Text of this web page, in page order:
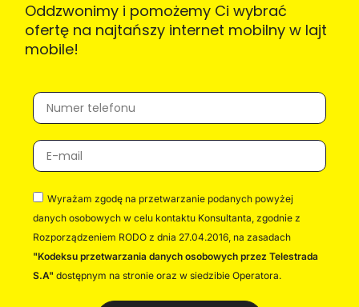
Oddzwonimy i pomożemy Ci wybrać
ofertę na najtańszy internet mobilny w lajt
mobile!
Wyrażam zgodę na przetwarzanie podanych powyżej
danych osobowych w celu kontaktu Konsultanta, zgodnie z
Rozporządzeniem RODO z dnia 27.04.2016, na zasadach
"Kodeksu przetwarzania danych osobowych przez Telestrada
S.A" dostępnym na stronie oraz w siedzibie Operatora.